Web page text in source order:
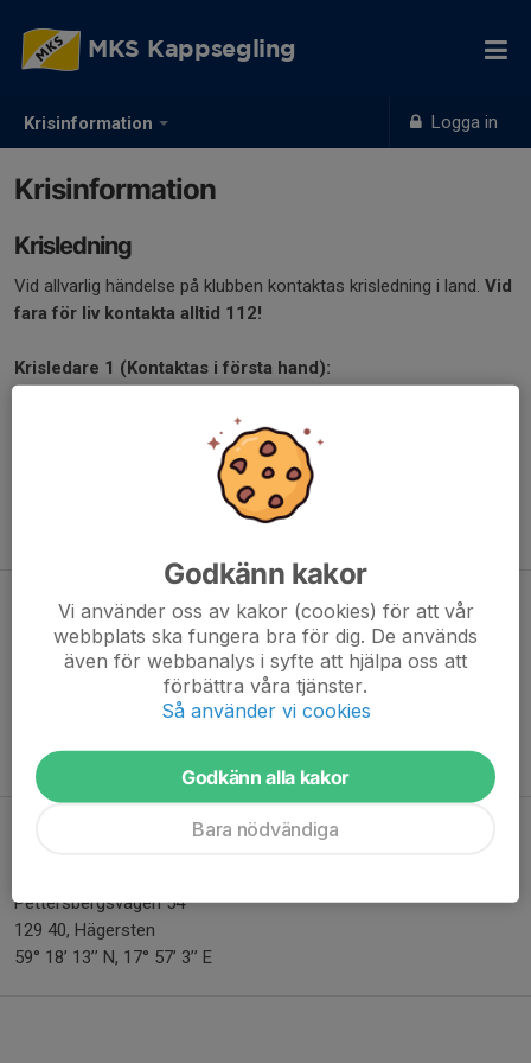
Krisinformation Logga in
MKS Kappsegling
Krisinformation
Krisledning
Vid allvarlig händelse på klubben kontaktas krisledning i land. Vid
fara för liv kontakta alltid 112!
Krisledare 1 (Kontaktas i första hand):
Lars Gustafsson (Informationsansvarig 1) 073-021 14 92
Krisledare 2 (Kontaktas i andra hand):
Cristofer Fager 070-649 12 10
Nina Westerlind (Informationsansvarig 2) 070-483 78 21
Viktiga nummer
Södertörns brandförsvar: 08-721 22 23 eller 112
Sjöräddningen – Ekerö/Munsö -Jungfrusund, 0200290090 eller
Sjukvårdsupplysning: 1177
Samlingsplats för krisledning
Pettersbergsvägen 54
129 40, Hägersten
59° 18’ 13’’ N, 17° 57’ 3’’ E
Godkänn kakor
Vi använder oss av kakor (cookies) för att vår
webbplats ska fungera bra för dig. De används
även för webbanalys i syfte att hjälpa oss att
förbättra våra tjänster.
Så använder vi cookies
Godkänn alla kakor
Bara nödvändiga